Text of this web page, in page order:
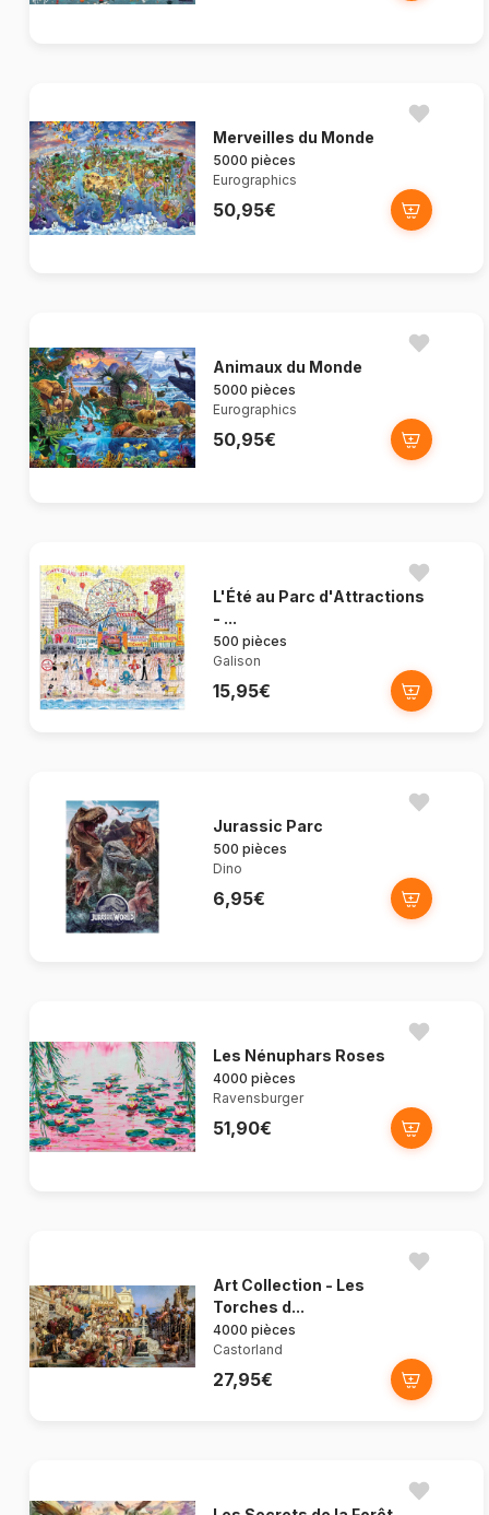
Merveilles du Monde
5000 pièces
Eurographics
50,95€
Animaux du Monde
5000 pièces
Eurographics
50,95€
L'Été au Parc d'Attractions
- ...
500 pièces
Galison
15,95€
Jurassic Parc
500 pièces
Dino
6,95€
Les Nénuphars Roses
4000 pièces
Ravensburger
51,90€
Art Collection - Les
Torches d...
4000 pièces
Castorland
27,95€